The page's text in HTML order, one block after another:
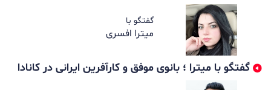
گفتگو با
میترا افسری
گفتگو با میترا ؛ بانوی موفق و کارآفرین ایرانی در کانادا